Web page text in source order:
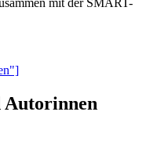
mit der SMART-
Autorinnen